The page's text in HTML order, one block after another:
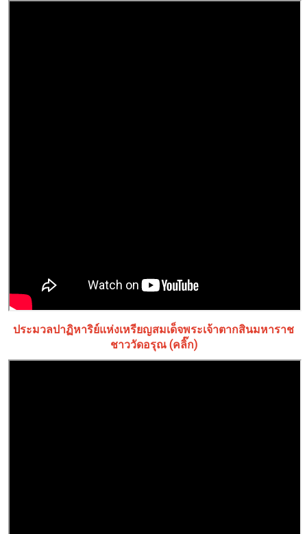
ประมวลปาฏิหาริย์แห่งเหรียญสมเด็จพระเจ้าตากสินมหาราช
ชาววัดอรุณ (คลิ๊ก)